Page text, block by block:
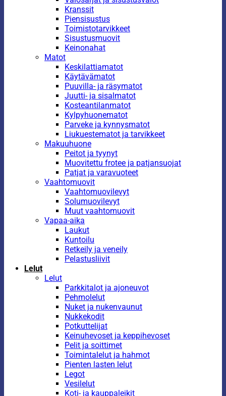
Kranssit
Piensisustus
Toimistotarvikkeet
Sisustusmuovit
Keinonahat
Matot
Keskilattiamatot
Käytävämatot
Puuvilla- ja räsymatot
Juutti- ja sisalmatot
Kosteantilanmatot
Kylpyhuonematot
Parveke ja kynnysmatot
Liukuestematot ja tarvikkeet
Makuuhuone
Peitot ja tyynyt
Muovitettu frotee ja patjansuojat
Patjat ja varavuoteet
Vaahtomuovit
Vaahtomuovilevyt
Solumuovilevyt
Muut vaahtomuovit
Vapaa-aika
Laukut
Kuntoilu
Retkeily ja veneily
Pelastusliivit
Lelut
Lelut
Parkkitalot ja ajoneuvot
Pehmolelut
Nuket ja nukenvaunut
Nukkekodit
Potkuttelijat
Keinuhevoset ja keppihevoset
Pelit ja soittimet
Toimintalelut ja hahmot
Pienten lasten lelut
Legot
Vesilelut
Koti- ja kauppaleikit